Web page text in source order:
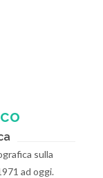
sulla
ad oggi.